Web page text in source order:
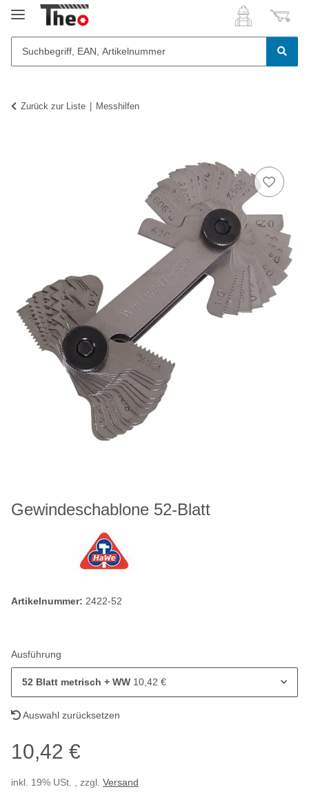
Zurück zur Liste Messhilfen
Gewindeschablone 52-Blatt
Artikelnummer: 2422-52
Ausführung
52 Blatt metrisch + WW 10,42 €
Auswahl zurücksetzen
10,42 €
inkl. 19% USt. , zzgl. Versand